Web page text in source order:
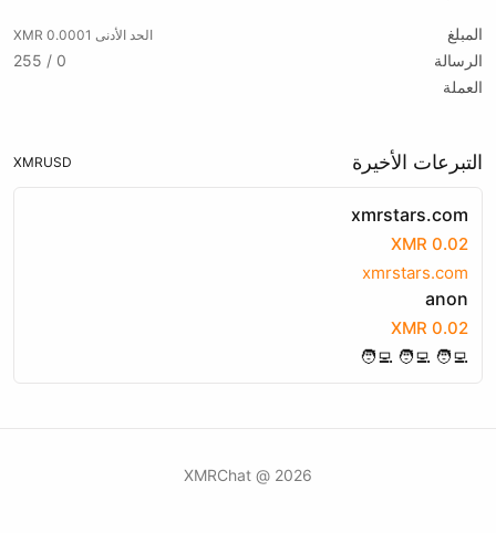
المبلغ الحد الأدنى 0.0001 XMR
الرسالة
0 / 255
العملة
التبرعات الأخيرة USD
XMR
xmrstars.com
0.02 XMR
xmrstars.com
anon
0.02 XMR
🧑‍💻 🧑‍💻 🧑‍💻
2026 @ XMRChat